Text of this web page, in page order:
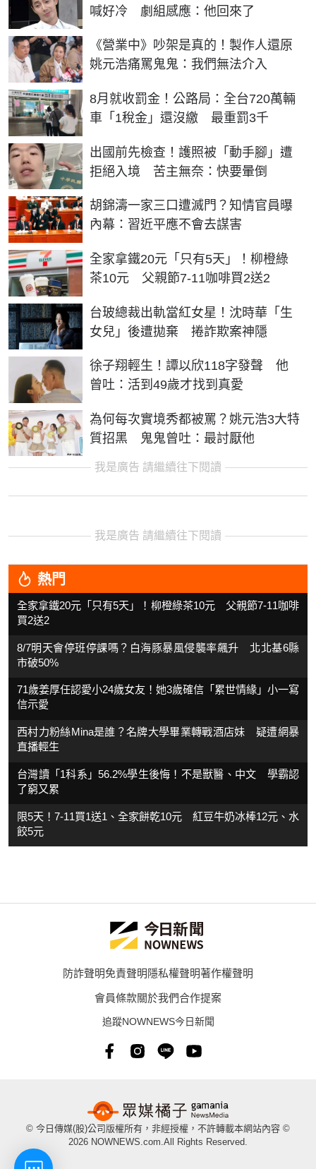
喊好冷 劇組感應：他回來了
《營業中》吵架是真的！製作人還原
姚元浩痛罵鬼鬼：我們無法介入
8月就收罰金！公路局：全台720萬輛
車「1稅金」還沒繳 最重罰3千
出國前先檢查！護照被「動手腳」遭
拒絕入境 苦主無奈：快要暈倒
胡錦濤一家三口遭滅門？知情官員曝
內幕：習近平應不會去謀害
全家拿鐵20元「只有5天」！柳橙綠
茶10元 父親節7-11咖啡買2送2
台玻總裁出軌當紅女星！沈時華「生
女兒」後遭拋棄 捲詐欺案神隱
徐子翔輕生！譚以欣118字發聲 他
曾吐：活到49歲才找到真愛
為何每次實境秀都被罵？姚元浩3大特
質招黑 鬼鬼曾吐：最討厭他
我是廣告 請繼續往下閱讀
我是廣告 請繼續往下閱讀
熱門
全家拿鐵20元「只有5天」！柳橙綠茶10元 父親節7-11咖啡
買2送2
8/7明天會停班停課嗎？白海豚暴風侵襲率飆升 北北基6縣
市破50%
71歲姜厚任認愛小24歲女友！她3歲確信「累世情緣」小一寫
信示愛
西村力粉絲Mina是誰？名牌大學畢業轉戰酒店妹 疑遭網暴
直播輕生
台灣讀「1科系」56.2%學生後悔！不是獸醫、中文 學霸認
了窮又累
限5天！7-11買1送1、全家餅乾10元 紅豆牛奶冰棒12元、水
餃5元
防詐聲明免責聲明隱私權聲明著作權聲明
會員條款關於我們合作提案
追蹤NOWNEWS今日新聞
© 今日傳媒(股)公司版權所有，非經授權，不許轉載本網站內容 ©
2026 NOWNEWS.com.All Rights Reserved.